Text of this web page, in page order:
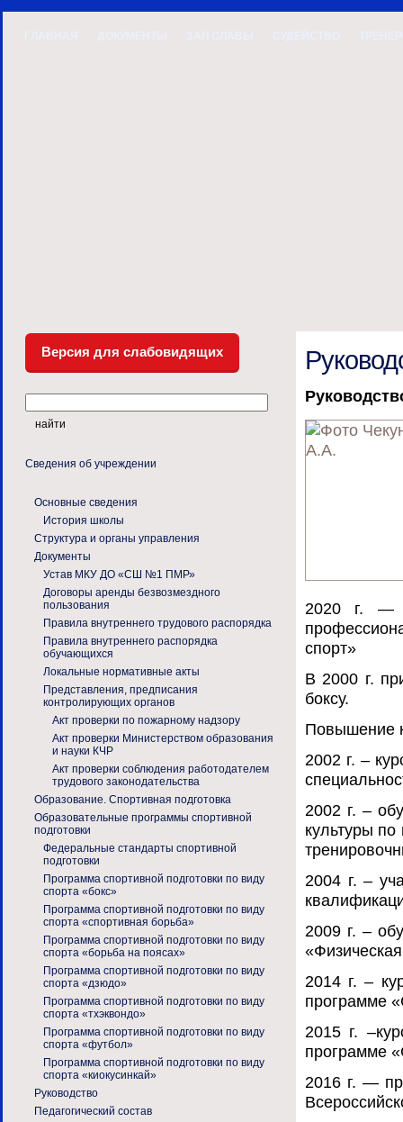
ГЛАВНАЯ ДОКУМЕНТЫ ЗАЛ СЛАВЫ СУДЕЙСТВО
Версия для слабовидящих
Сведения об учреждении
Основные сведения
История школы
Структура и органы управления
Документы
Устав МКУ ДО «СШ №1 ПМР»
Договоры аренды безвозмездного
пользования
Правила внутреннего трудового распорядка
Правила внутреннего распорядка
обучающихся
Локальные нормативные акты
Представления, предписания
контролирующих органов
Акт проверки по пожарному надзору
Акт проверки Министерством образования
и науки КЧР
Акт проверки соблюдения работодателем
трудового законодательства
Образование. Спортивная подготовка
Образовательные программы спортивной
подготовки
Федеральные стандарты спортивной
подготовки
Программа спортивной подготовки по виду
спорта «бокс»
Программа спортивной подготовки по виду
спорта «спортивная борьба»
Программа спортивной подготовки по виду
спорта «борьба на поясах»
Программа спортивной подготовки по виду
спорта «дзюдо»
Программа спортивной подготовки по виду
спорта «тхэквондо»
Программа спортивной подготовки по виду
спорта «футбол»
Программа спортивной подготовки по виду
спорта «киокусинкай»
Руководство
Педагогический состав
2020 г. —
спорт»
В 2000 г.
боксу.
Повышение
2002 г. –
2002 г. –
культуры по
2004 г. –
2009 г. –
2014 г. –
программе
2015 г.
программе
2016 г. —